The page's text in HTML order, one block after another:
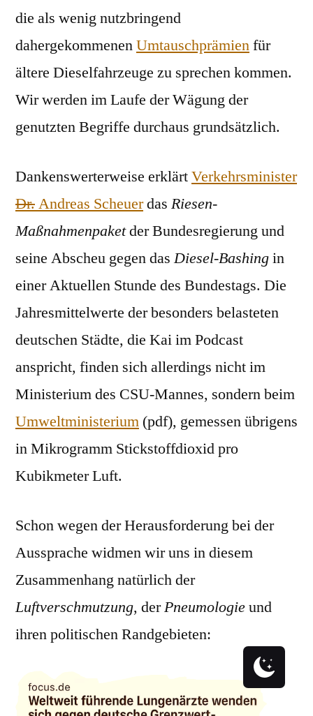
die als wenig nutzbringend
dahergekommenenUmtauschprämienfür
ältere Dieselfahrzeuge zu sprechen kommen.
Wir werden im Laufe der Wägung der
genutzten Begriffe durchaus grundsätzlich.
Dankenswerterweise erklärtVerkehrsminister
Dr.Andreas Scheuerdas Riesen-
Maßnahmenpaketder Bundesregierung und
seine Abscheu gegen dasDiesel-Bashingin
einer Aktuellen Stunde des Bundestags. Die
Jahresmittelwerte der besonders belasteten
deutschen Städte, die Kai im Podcast
anspricht, finden sich allerdings nicht im
Ministerium des CSU-Mannes, sondern beim
Umweltministerium (pdf), gemessen übrigens
in Mikrogramm Stickstoffdioxid pro
Kubikmeter Luft.
Schon wegen der Herausforderung bei der
Aussprache widmen wir uns in diesem
Zusammenhang natürlich der
Luftverschmutzung, derPneumologieund
ihren politischen Randgebieten: